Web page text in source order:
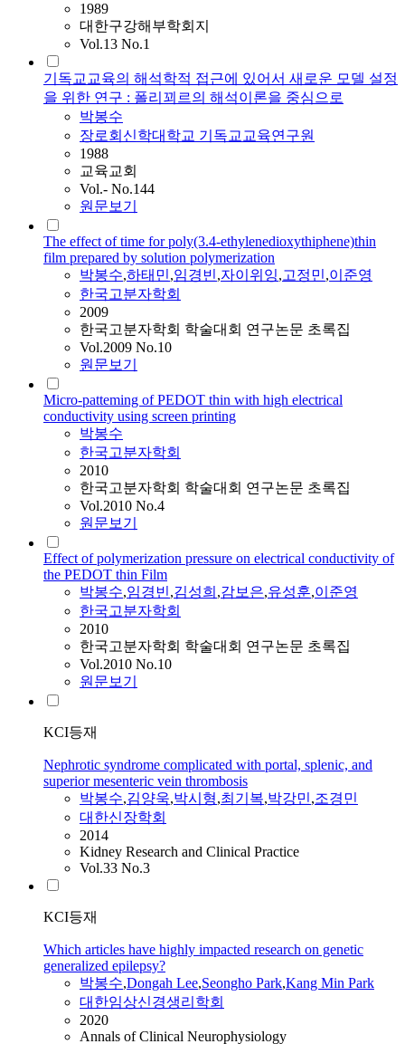
1989
대한구강해부학회지
Vol.13 No.1
기독교교육의 해석학적 접근에 있어서 새로운 모델 설정
을 위한 연구 : 폴리꾀르의 해석이론을 중심으로
박봉수
장로회신학대학교 기독교교육연구원
1988
교육교회
Vol.- No.144
원문보기
The effect of time for poly(3.4-ethylenedioxythiphene)thin
film prepared by solution polymerization
박봉수,하태민,임경빈,자이위잉,고정민,이준영
한국고분자학회
2009
한국고분자학회 학술대회 연구논문 초록집
Vol.2009 No.10
원문보기
Micro-patteming of PEDOT thin with high electrical
conductivity using screen printing
박봉수
한국고분자학회
2010
한국고분자학회 학술대회 연구논문 초록집
Vol.2010 No.4
원문보기
Effect of polymerization pressure on electrical conductivity of
the PEDOT thin Film
박봉수,임경빈,김성희 ,감보은,유성훈,이준영
한국고분자학회
2010
한국고분자학회 학술대회 연구논문 초록집
Vol.2010 No.10
원문보기
KCI등재
Nephrotic syndrome complicated with portal, splenic, and
superior mesenteric vein thrombosis
박봉수,김양욱,박시형,최기복,박강민,조경민
대한신장학회
2014
Kidney Research and Clinical Practice
Vol.33 No.3
KCI등재
Which articles have highly impacted research on genetic
generalized epilepsy?
박봉수,Dongah Lee,Seongho Park,Kang Min Park
대한임상신경생리학회
2020
Annals of Clinical Neurophysiology